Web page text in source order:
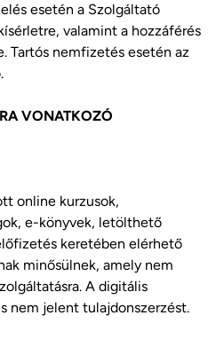
esetén a Szolgáltató
valamint a hozzáférés
Tartós nemfizetés esetén az
VONATKOZÓ
online kurzusok,
e-könyvek, letölthető
keretében elérhető
minősülnek, amely nem
A digitális
nem jelent tulajdonszerzést.